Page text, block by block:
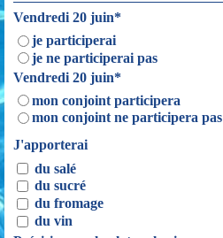
Vendredi 20 juin*
je participerai
je ne participerai pas
Vendredi 20 juin*
mon conjoint participera
mon conjoint ne participera pas
J'apporterai
du salé
du sucré
du fromage
du vin